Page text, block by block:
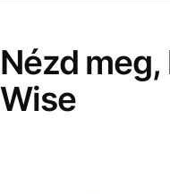
Nézd
Wise